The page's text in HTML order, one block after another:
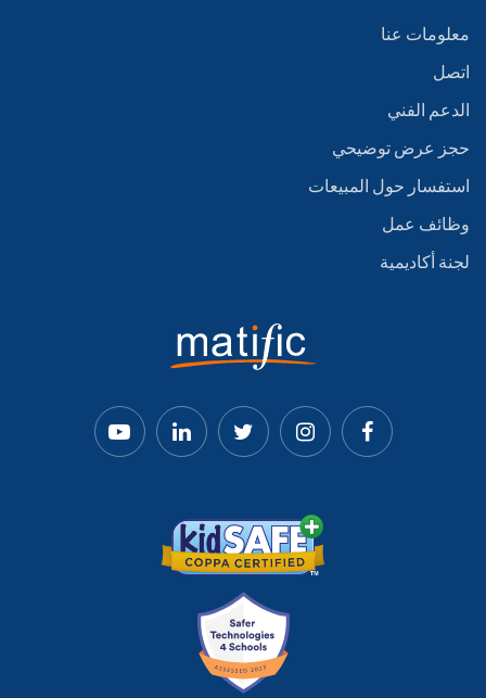
معلومات عنا
اتصل
الدعم الفني
حجز عرض توضيحي
استفسار حول المبيعات
وظائف عمل
لجنة أكاديمية